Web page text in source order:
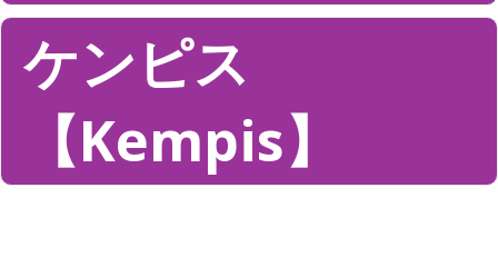
ケンピス
【Kempis】